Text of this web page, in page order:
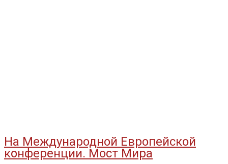
На Международной Европейской
конференции. Мост Мира